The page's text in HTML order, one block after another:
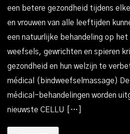
een betere gezondheid tijdens
en vrouwen van alle leeftijden
een natuurlijke behandeling op het
weefsels, gewrichten en spieren
gezondheid en hun welzijn te
médical (bindweefselmassage)
médical-behandelingen worden
nieuwste CELLU […]